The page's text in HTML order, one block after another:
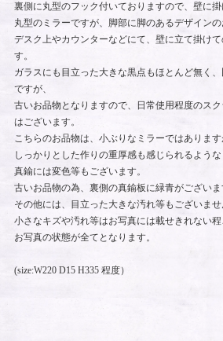
裏側に丸型のフック付いておりますので、壁に掛
丸型のミラーですが、脚部に脚のあるデザインの
デスク上やカウンターなどにて、壁に立て掛け
す。
ガラスにも目立った大きな黒点もほとんど無く
ですが、
古いお品物となりますので、日常使用程度のス
はございます。
こちらのお品物は、小ぶりなミラーではあります
しっかりとした作りの重厚感も感じられるような
真鍮には変色等もございます。
古いお品物の為、裏側の真鍮板に緑青がございま
その他には、目立った大きな汚れ等もございませ
小さなキズや汚れ等はお写真には載せきれない程
お写真の状態が全てとなります。
(size:W220 D15 H335 程度）